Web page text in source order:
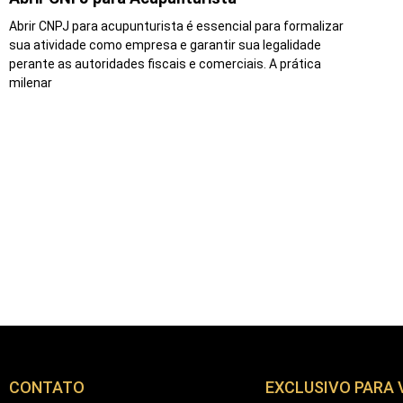
Abrir CNPJ para acupunturista é essencial para formalizar
sua atividade como empresa e garantir sua legalidade
perante as autoridades fiscais e comerciais. A prática
milenar
CONTATO EXCLUSIVO PARA